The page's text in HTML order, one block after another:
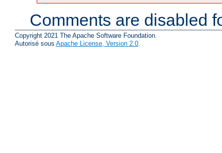
Comments are disabled
Copyright 2021 The Apache Software Foundation.
Autorisé sous Apache License, Version 2.0